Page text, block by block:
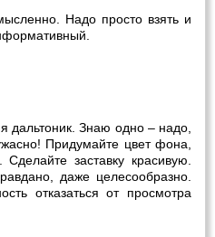
Надо просто взять и
дальтоник. Знаю одно – надо,
Придумайте цвет фона,
заставку красивую.
даже целесообразно.
отказаться от просмотра